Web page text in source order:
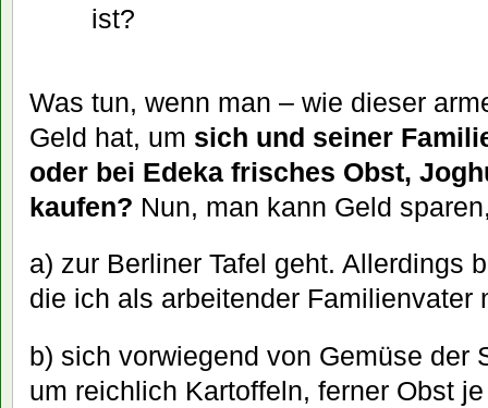
ist?
Was tun, wenn man – wie dieser
Geld hat, um sich und seiner
oder bei Edeka frisches Obst,
kaufen? Nun, man kann Geld
a) zur Berliner Tafel geht. Allerdings
die ich als arbeitender Familienvater
b) sich vorwiegend von Gemüse der
um reichlich Kartoffeln, ferner Obst